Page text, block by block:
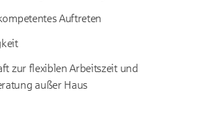
Auftreten
zur flexiblen Arbeitszeit und
außer Haus